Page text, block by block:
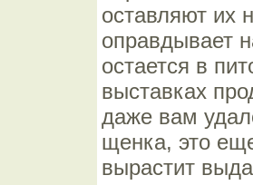
оставляют их
оправдывает
остается в
выставках
даже вам
щенка, это
вырастит